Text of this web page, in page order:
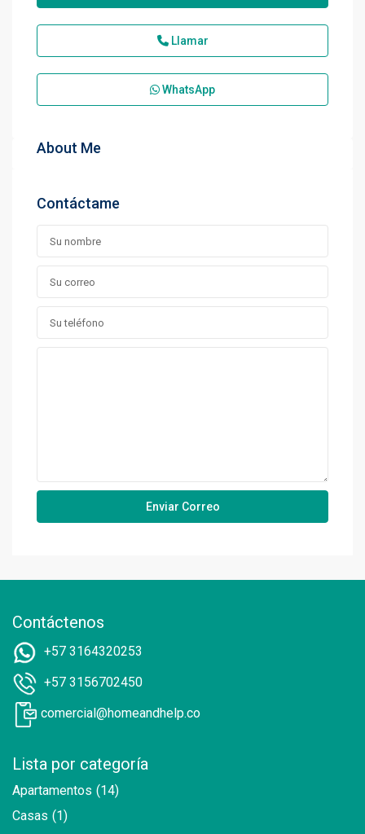
Llamar
WhatsApp
About Me
Contáctame
Contáctenos
+57 3164320253
+57 3156702450
comercial@homeandhelp.co
Lista por categoría
Apartamentos (14)
Casas (1)